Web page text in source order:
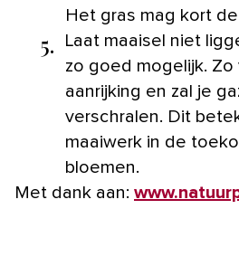
Het gras mag kort
5.
Laat maaisel niet
zo goed mogelijk.
aanrijking en zal je
verschralen. Dit
maaiwerk in de
bloemen.
Met dank aan: